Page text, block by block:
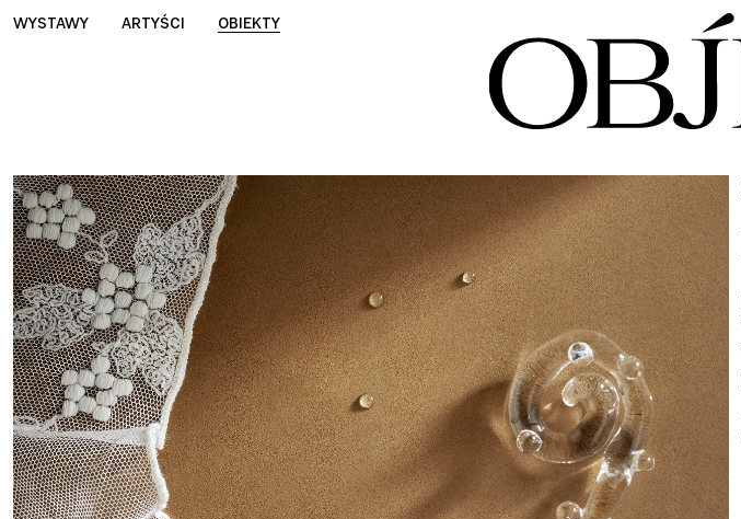
WYSTAWY ARTYŚCI OBIEKTY